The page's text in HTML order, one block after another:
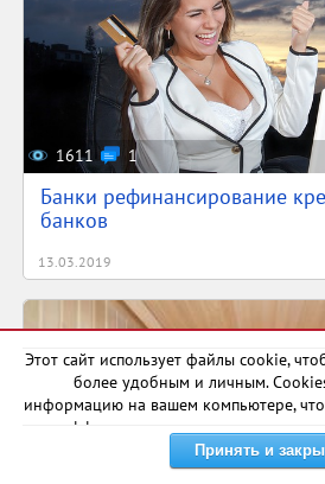
1611 1
Банки рефинансирование
банков
13.03.2019
Этот сайт использует файлы cookie,
более удобным и личным.
информацию на вашем компьютере,
эффективность и актуальность
некоторых случаях они необходимы
сайта.